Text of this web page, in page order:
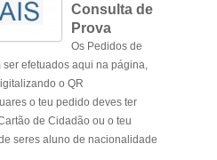
Consulta de
Prova
Os Pedidos de
efetuados aqui na página,
o QR
o teu pedido deves ter
de Cidadão ou o teu
seres aluno de nacionalidade